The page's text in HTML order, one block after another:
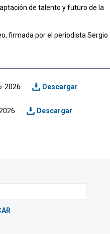
de talento y futuro de la
firmada por el periodista Sergio
2026